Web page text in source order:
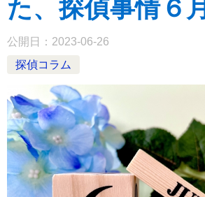
た、探偵事情６月
公開日： 2023-06-26
探偵コラム